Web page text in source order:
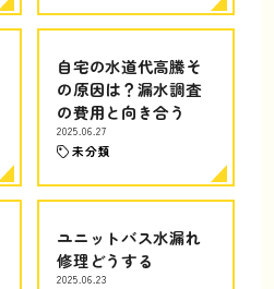
自宅の水道代高騰そ
の原因は？漏水調査
の費用と向き合う
2025.06.27
未分類
ユニットバス水漏れ
修理どうする
2025.06.23